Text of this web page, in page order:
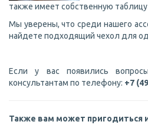
также имеет собственную
Мы уверены, что среди нашего
найдете подходящий чехол для
Если у вас появились
консультантам по телефону: +7
Также вам может пригодиться